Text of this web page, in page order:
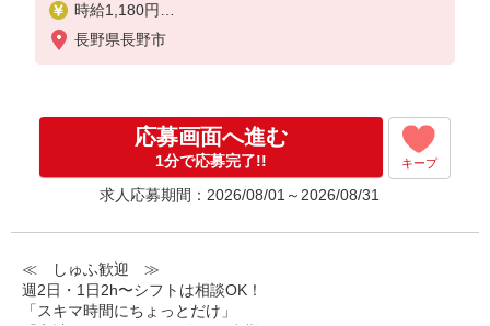
時給1,180円
※22:00〜翌5:00：時給1,475円
※高校生時給1,100円
長野県長野市
応募画面へ進む
1分で応募完了!! キープ
求人応募期間：2026/08/01～2026/08/31
≪ しゅふ歓迎 ≫
週2日・1日2h〜シフトは相談OK！
「スキマ時間にちょっとだけ」